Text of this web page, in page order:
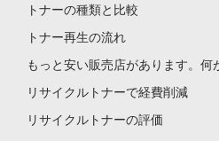
トナーの種類と比較
トナー再生の流れ
もっと安い販売店があります。何
リサイクルトナーで経費削減
リサイクルトナーの評価